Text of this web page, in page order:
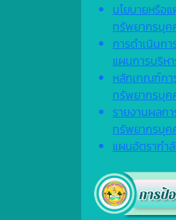
นโยบายหรือ
ทรัพยากรบุค
การดำเนินก
แผนการบริห
หลักเกณฑ์กา
ทรัพยากรบุค
รายงานผลก
ทรัพยากรบุค
แผนอัตรากำ